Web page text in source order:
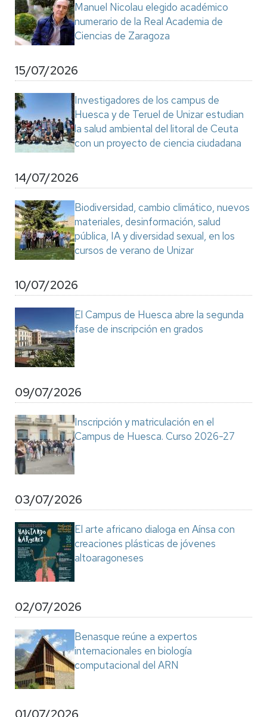
Manuel Nicolau elegido académico
numerario de la Real Academia de
Ciencias de Zaragoza
15/07/2026
Investigadores de los campus de
Huesca y de Teruel de Unizar estudian
la salud ambiental del litoral de Ceuta
con un proyecto de ciencia ciudadana
14/07/2026
Biodiversidad, cambio climático, nuevos
materiales, desinformación, salud
pública, IA y diversidad sexual, en los
cursos de verano de Unizar
10/07/2026
El Campus de Huesca abre la segunda
fase de inscripción en grados
09/07/2026
Inscripción y matriculación en el
Campus de Huesca. Curso 2026-27
03/07/2026
El arte africano dialoga en Aínsa con
creaciones plásticas de jóvenes
altoaragoneses
02/07/2026
Benasque reúne a expertos
internacionales en biología
computacional del ARN